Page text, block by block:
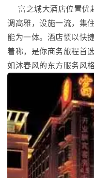
富之城大酒店位置优
调高雅，设施一流，集
能为一体。酒店惯以快
着称，是你商务旅程首
如沐春风的东方服务风